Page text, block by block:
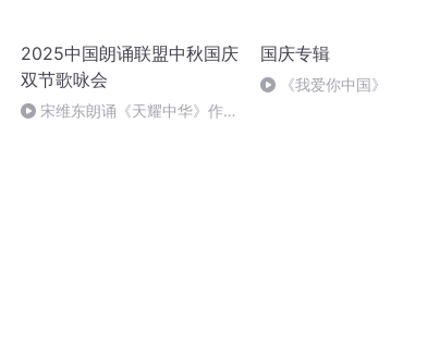
2025中国朗诵联盟中秋国庆
双节歌咏会
宋维东朗诵《天耀中华》作
国庆专辑
《我爱你中国》